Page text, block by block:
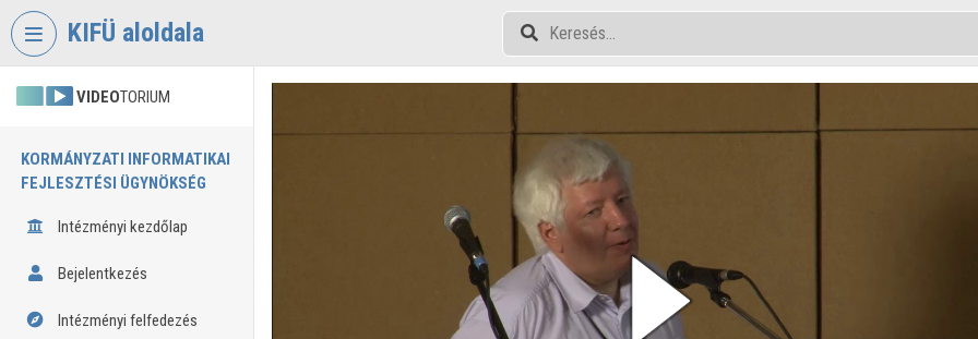
Fejléc kihagyása
KIFÜ aloldala
VIDEOTORIUM
KORMÁNYZATI INFORMATIKAI
FEJLESZTÉSI ÜGYNÖKSÉG
Intézményi kezdőlap
Bejelentkezés
Intézményi felfedezés